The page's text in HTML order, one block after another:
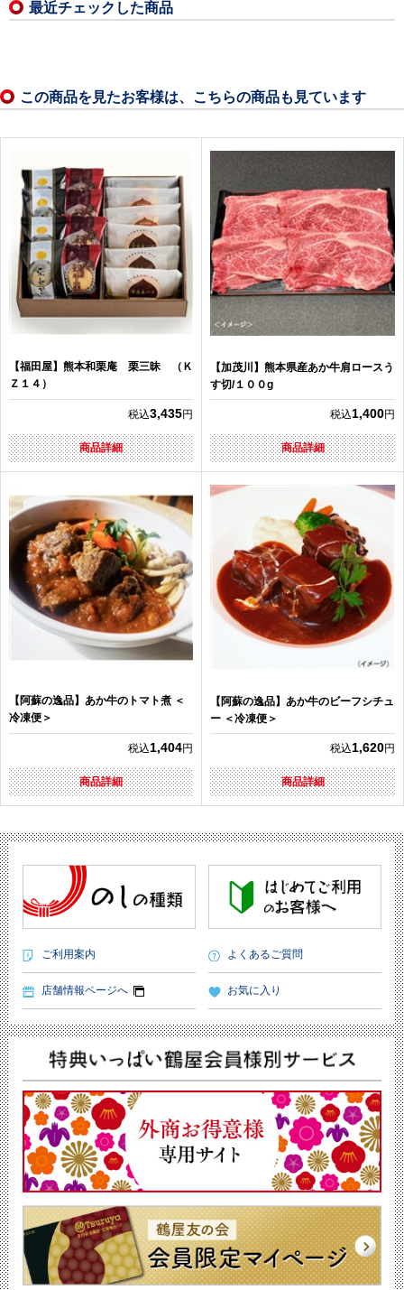
最近チェックした商品
この商品を見たお客様は、こちらの商品も見ています
【福田屋】熊本和栗庵 栗三昧 （Ｋ
Ｚ１４）
税込3,435円
商品詳細
【加茂川】熊本県産あか牛肩ロースう
す切/１００g
税込1,400円
商品詳細
【阿蘇の逸品】あか牛のトマト煮 ＜
冷凍便＞
税込1,404円
商品詳細
【阿蘇の逸品】あか牛のビーフシチュ
ー ＜冷凍便＞
税込1,620円
商品詳細
ご利用案内 よくあるご質問
店舗情報ページへ お気に入り